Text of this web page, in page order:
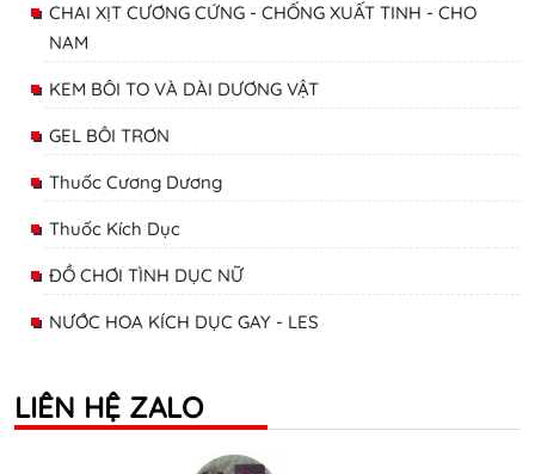
CHAI XỊT CƯƠNG CỨNG - CHỐNG XUẤT TINH - CHO
NAM
KEM BÔI TO VÀ DÀI DƯƠNG VẬT
GEL BÔI TRƠN
Thuốc Cương Dương
Thuốc Kích Dục
ĐỒ CHƠI TÌNH DỤC NỮ
NƯỚC HOA KÍCH DỤC GAY - LES
LIÊN HỆ ZALO